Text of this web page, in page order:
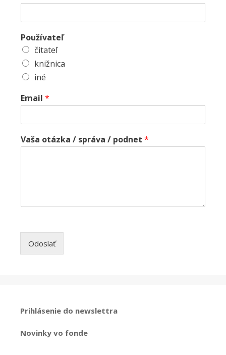
Používateľ
čitateľ
knižnica
iné
Email *
Vaša otázka / správa / podnet *
Odoslať
Prihlásenie do newslettra
Novinky vo fonde